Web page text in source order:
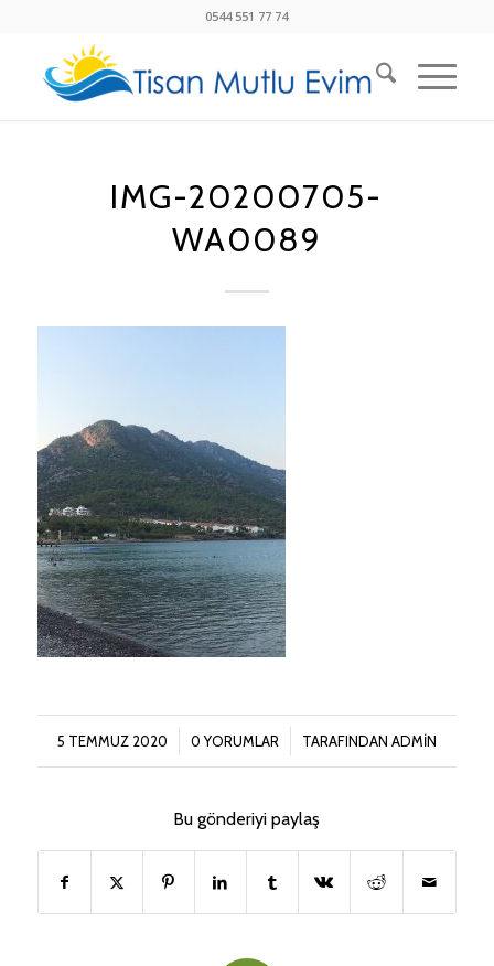
0544 551 77 74
IMG-20200705-
WA0089
5 TEMMUZ 2020
/ 0 YORUMLAR
/ TARAFINDAN ADMIN
Bu gönderiyi paylaş